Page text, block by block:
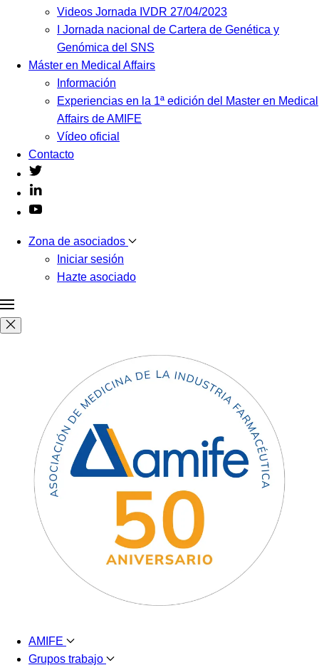
Videos Jornada IVDR 27/04/2023
I Jornada nacional de Cartera de Genética y
Genómica del SNS
Máster en Medical Affairs
Información
Experiencias en la 1ª edición del Master en Medical
Affairs de AMIFE
Vídeo oficial
Contacto
Zona de asociados
Iniciar sesión
Hazte asociado
AMIFE
Grupos trabajo